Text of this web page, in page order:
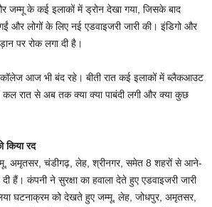
जम्मू के कई इलाकों में ड्रोन देखा गया, जिसके बाद
और लोगों के लिए नई एडवाइजरी जारी की। इंडिगो और
पर रोक लगा दी है।
आज भी बंद रहे। बीती रात कई इलाकों में ब्लैकआउट
कल रात से अब तक क्या क्या पाबंदी लगी और क्या कुछ
किया रद
अमृतसर, चंडीगढ़, लेह, श्रीनगर, समेत 8 शहरों से आने-
हैं। कंपनी ने सुरक्षा का हवाला देते हुए एडवाइजरी जारी
घटनाक्रम को देखते हुए जम्मू, लेह, जोधपुर, अमृतसर,